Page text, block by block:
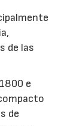
de las
e
de